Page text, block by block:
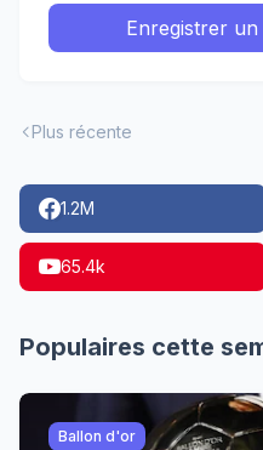
Enregistrer
Plus récente
1.2M
65.4k
Populaires cette
Ballon d'or